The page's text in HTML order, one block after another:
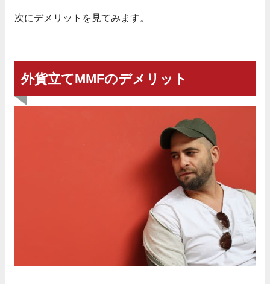
次にデメリットを見てみます。
外貨立てMMFのデメリット